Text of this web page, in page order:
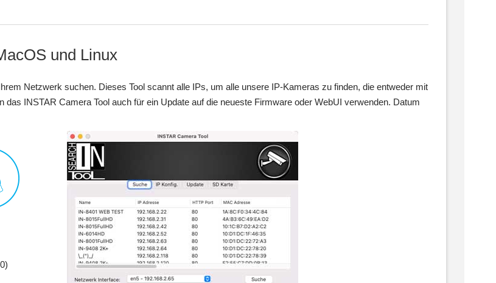
und Linux
Netzwerk suchen. Dieses Tool scannt alle IPs, um alle unsere IP-Kameras zu finden, die entweder mit
INSTAR Camera Tool auch für ein Update auf die neueste Firmware oder WebUI verwenden. Datum